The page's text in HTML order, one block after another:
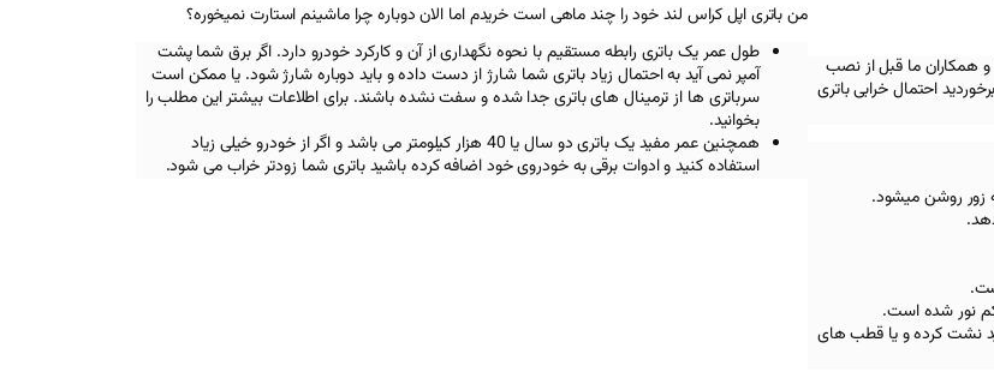
و همکاران ما قبل از نصب
احتمال خرابی باتری
زور روشن میشود.
نور شده است.
نشت کرده و یا قطب های
من باتری اپل کراس‌ لند خود را چند ماهی است خریدم اما الان دوباره چرا ماشینم استارت نمیخوره؟
طول عمر یک باتری رابطه مستقیم با نحوه نگهداری از آن و کارکرد خودرو دارد. اگر برق شما پشت
آمپر نمی آید به احتمال زیاد باتری شما شارژ از دست داده و باید دوباره شارژ شود. یا ممکن است
سرباتری ها از ترمینال های باتری جدا شده و سفت نشده باشند. برای اطلاعات بیشتر این مطلب را
بخوانید.
همچنین عمر مفید یک باتری دو سال یا 40 هزار کیلومتر می باشد و اگر از خودرو خیلی زیاد
استفاده کنید و ادوات برقی به خودروی خود اضافه کرده باشید باتری شما زودتر خراب می شود.